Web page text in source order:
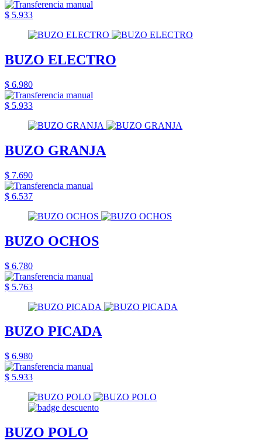
$ 5.933
BUZO ELECTRO
$ 6.980
$ 5.933
BUZO GRANJA
$ 7.690
$ 6.537
BUZO OCHOS
$ 6.780
$ 5.763
BUZO PICADA
$ 6.980
$ 5.933
BUZO POLO